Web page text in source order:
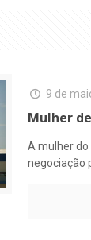
9 de
Mulher
A mulher
negociação